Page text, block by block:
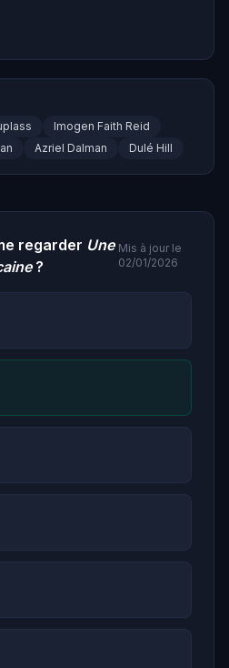
Imogen Faith Reid
Azriel Dalman Dulé Hill
regarder Une
?
Mis à jour le
02/01/2026